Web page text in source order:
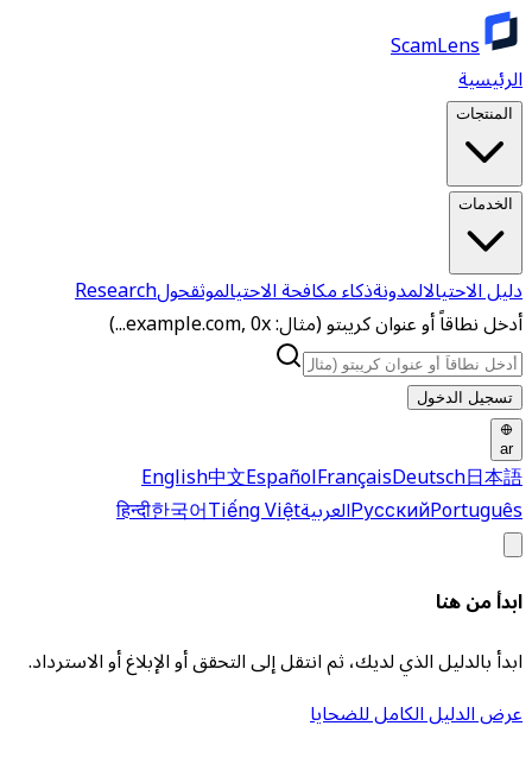
ScamLens
الرئيسية
المنتجات
الخدمات
دليل الاحتيالالمدونةذكاء مكافحة الاحتيالموثقحولResearch
أدخل نطاقاً أو عنوان كريبتو (مثال: example.com, 0x...)
تسجيل الدخول
ar
English中文EspañolFrançaisDeutsch日本語
РусскийPortuguês العربية हिन्दी한국어Tiếng Việt
ابدأ من هنا
ابدأ بالدليل الذي لديك، ثم انتقل إلى التحقق أو الإبلاغ أو الاسترداد.
عرض الدليل الكامل للضحايا